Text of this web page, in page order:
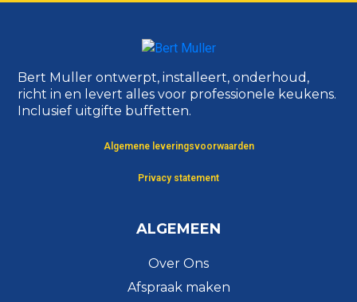
Bert Muller ontwerpt, installeert, onderhoud,
richt in en levert alles voor professionele keukens.
Inclusief uitgifte buffetten.
Algemene leveringsvoorwaarden
Privacy statement
ALGEMEEN
Over Ons
Afspraak maken